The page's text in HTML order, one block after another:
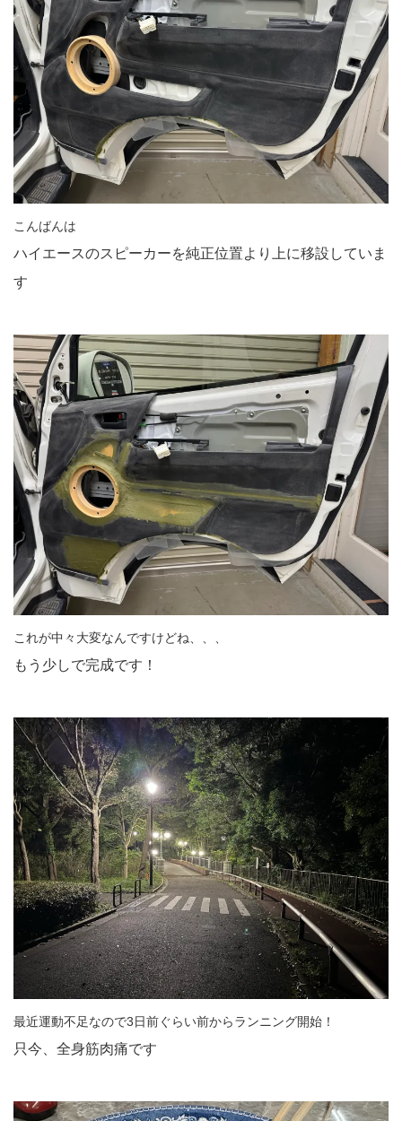
こんばんは
ハイエースのスピーカーを純正位置より上に移設していま
す
これが中々大変なんですけどね、、、
もう少しで完成です！
最近運動不足なので3日前ぐらい前からランニング開始！
只今、全身筋肉痛です